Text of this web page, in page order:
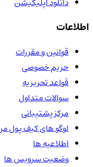
اطلاعات
قوانین و مقررات
حریم خصوصی
قواعد تحریریه
سوالات متداول
مرکز پشتیبانی
لوگو های کیف پول من
اطلاعیه ها
وضعیت سرویس ها